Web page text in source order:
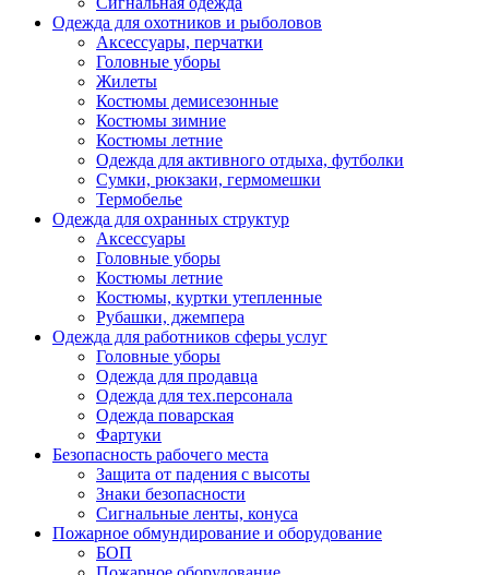
Одежда для охотников и рыболовов
Аксессуары, перчатки
Головные уборы
Жилеты
Костюмы демисезонные
Костюмы зимние
Костюмы летние
Одежда для активного отдыха, футболки
Сумки, рюкзаки, гермомешки
Термобелье
Одежда для охранных структур
Аксессуары
Головные уборы
Костюмы летние
Костюмы, куртки утепленные
Рубашки, джемпера
Одежда для работников сферы услуг
Головные уборы
Одежда для продавца
Одежда для тех.персонала
Одежда поварская
Фартуки
Безопасность рабочего места
Защита от падения с высоты
Знаки безопасности
Сигнальные ленты, конуса
Пожарное обмундирование и оборудование
БОП